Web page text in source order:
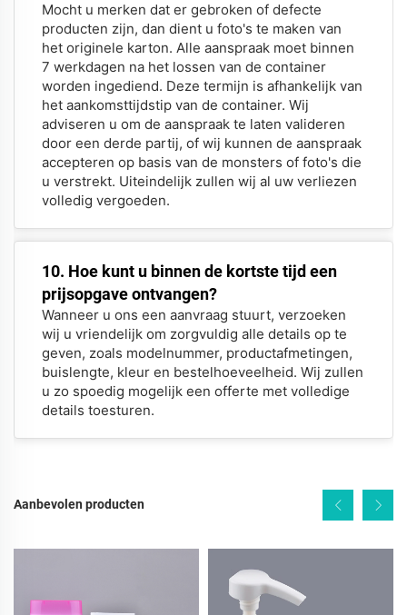
Mocht u merken dat er gebroken of defecte
producten zijn, dan dient u foto's te maken van
het originele karton. Alle aanspraak moet binnen
7 werkdagen na het lossen van de container
worden ingediend. Deze termijn is afhankelijk van
het aankomsttijdstip van de container. Wij
adviseren u om de aanspraak te laten valideren
door een derde partij, of wij kunnen de aanspraak
accepteren op basis van de monsters of foto's die
u verstrekt. Uiteindelijk zullen wij al uw verliezen
volledig vergoeden.
10. Hoe kunt u binnen de kortste tijd een
prijsopgave ontvangen?
Wanneer u ons een aanvraag stuurt, verzoeken
wij u vriendelijk om zorgvuldig alle details op te
geven, zoals modelnummer, productafmetingen,
buislengte, kleur en bestelhoeveelheid. Wij zullen
u zo spoedig mogelijk een offerte met volledige
details toesturen.
Aanbevolen producten